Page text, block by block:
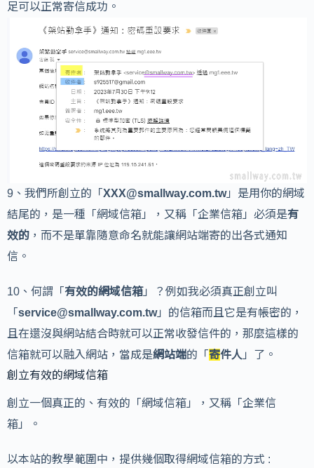
足可以正常寄信成功。
9、我們所創立的「 XXX@smallway.com.tw」是用你的網域
結尾的，是一種「網域信箱」，又稱「企業信箱」必須是有
效的 ，而不是單靠隨意命名就能讓網站端寄的出各式通知
信。
10、何謂「 有效的網域信箱」？例如我必須真正創立叫
「 service@smallway.com.tw」的信箱而且它是有帳密的，
且在還沒與網站結合時就可以正常收發信件的，那麼這樣的
信箱就可以融入網站，當成是網站端的「 寄件人 」了。
創立有效的網域信箱
創立一個真正的、有效的「網域信箱」，又稱「企業信
箱」。
以本站的教學範圍中，提供幾個取得網域信箱的方式 :